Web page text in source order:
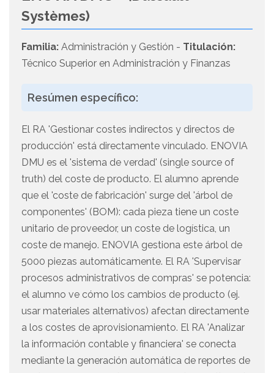
Systèmes)
Familia: Administración y Gestión - Titulación:
Técnico Superior en Administración y Finanzas
Resúmen específico:
El RA 'Gestionar costes indirectos y directos de
producción' está directamente vinculado. ENOVIA
DMU es el 'sistema de verdad' (single source of
truth) del coste de producto. El alumno aprende
que el 'coste de fabricación' surge del 'árbol de
componentes' (BOM): cada pieza tiene un coste
unitario de proveedor, un coste de logística, un
coste de manejo. ENOVIA gestiona este árbol de
5000 piezas automáticamente. El RA 'Supervisar
procesos administrativos de compras' se potencia:
el alumno ve cómo los cambios de producto (ej.
usar materiales alternativos) afectan directamente
a los costes de aprovisionamiento. El RA 'Analizar
la información contable y financiera' se conecta
mediante la generación automática de reportes de